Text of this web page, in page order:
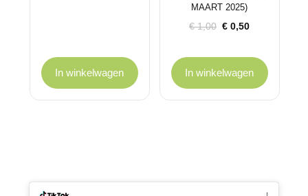
In winkelwagen
MAART 2025)
€1,00
Oorspronkelijke
€ 1,00.
€ 0,50
Huidige
€ 0,50.
In winkelwagen